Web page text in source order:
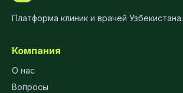
Платформа клиник и врачей Узбекистана.
Компания
О нас
Вопросы